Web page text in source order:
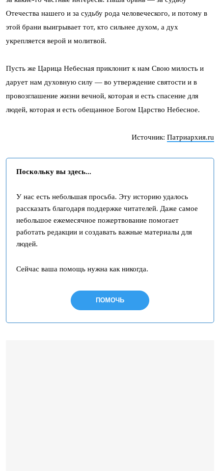
Отечества нашего и за судьбу рода человеческого, и потому в
этой брани выигрывает тот, кто сильнее духом, а дух
укрепляется верой и молитвой.
Пусть же Царица Небесная приклонит к нам Свою милость и
дарует нам духовную силу — во утверждение святости и в
провозглашение жизни вечной, которая и есть спасение для
людей, которая и есть обещанное Богом Царство Небесное.
Источник: Патриархия.ru
Поскольку вы здесь...
У нас есть небольшая просьба. Эту историю удалось
рассказать благодаря поддержке читателей. Даже самое
небольшое ежемесячное пожертвование помогает
работать редакции и создавать важные материалы для
людей.
Сейчас ваша помощь нужна как никогда.
ПОМОЧЬ